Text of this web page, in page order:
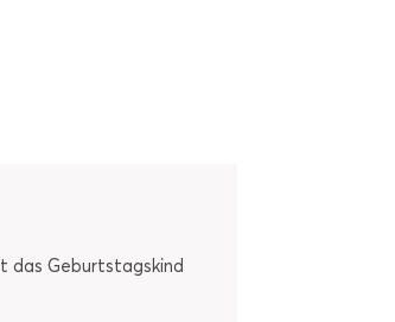
das Geburtstagskind